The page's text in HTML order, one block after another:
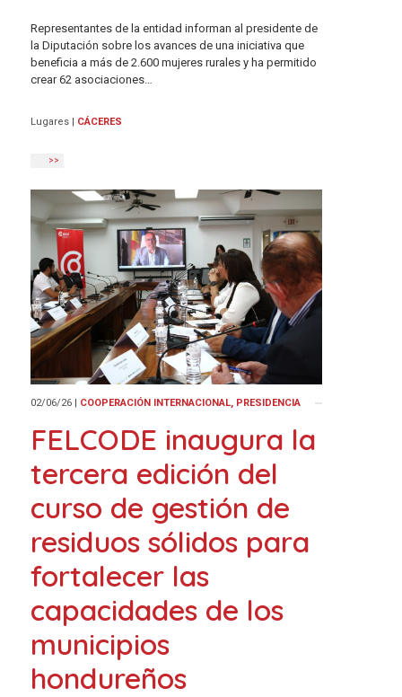
Representantes de la entidad informan al presidente de
la Diputación sobre los avances de una iniciativa que
beneficia a más de 2.600 mujeres rurales y ha permitido
crear 62 asociaciones…
Lugares | CÁCERES
>>
02/06/26 | COOPERACIÓN INTERNACIONAL, PRESIDENCIA
FELCODE inaugura la
tercera edición del
curso de gestión de
residuos sólidos para
fortalecer las
capacidades de los
municipios
hondureños